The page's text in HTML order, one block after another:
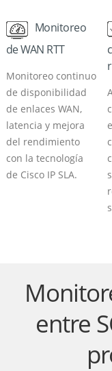
Monitoreo
de WAN RTT
Monitoreo continuo
de disponibilidad
de enlaces WAN,
latencia y mejora
del rendimiento
con la tecnología
de Cisco IP SLA.
entre